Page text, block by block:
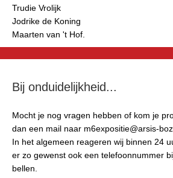
Trudie Vrolijk
Jodrike de Koning
Maarten van 't Hof.
Bij onduidelijkheid...
Mocht je nog vragen hebben of kom je
dan een mail naar m6expositie@arsis-
In het algemeen reageren wij binnen 24
er zo gewenst ook een telefoonnummer
bellen.